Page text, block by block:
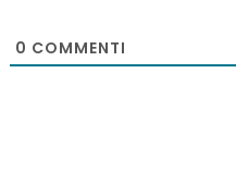
0 COMMENTI